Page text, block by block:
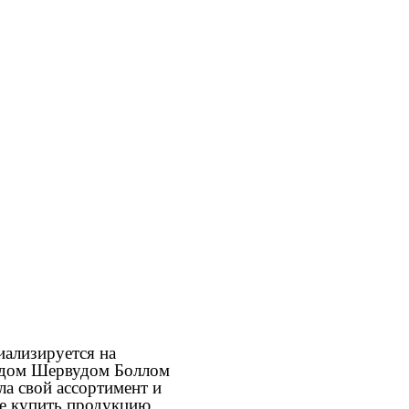
на
Шервудом Боллом
свой ассортимент и
купить продукцию